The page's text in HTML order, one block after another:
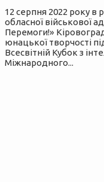
12 серпня 2022 року в
обласної військової
Перемоги!»
юнацької творчості
Всесвітній Кубок з
Міжнародного...